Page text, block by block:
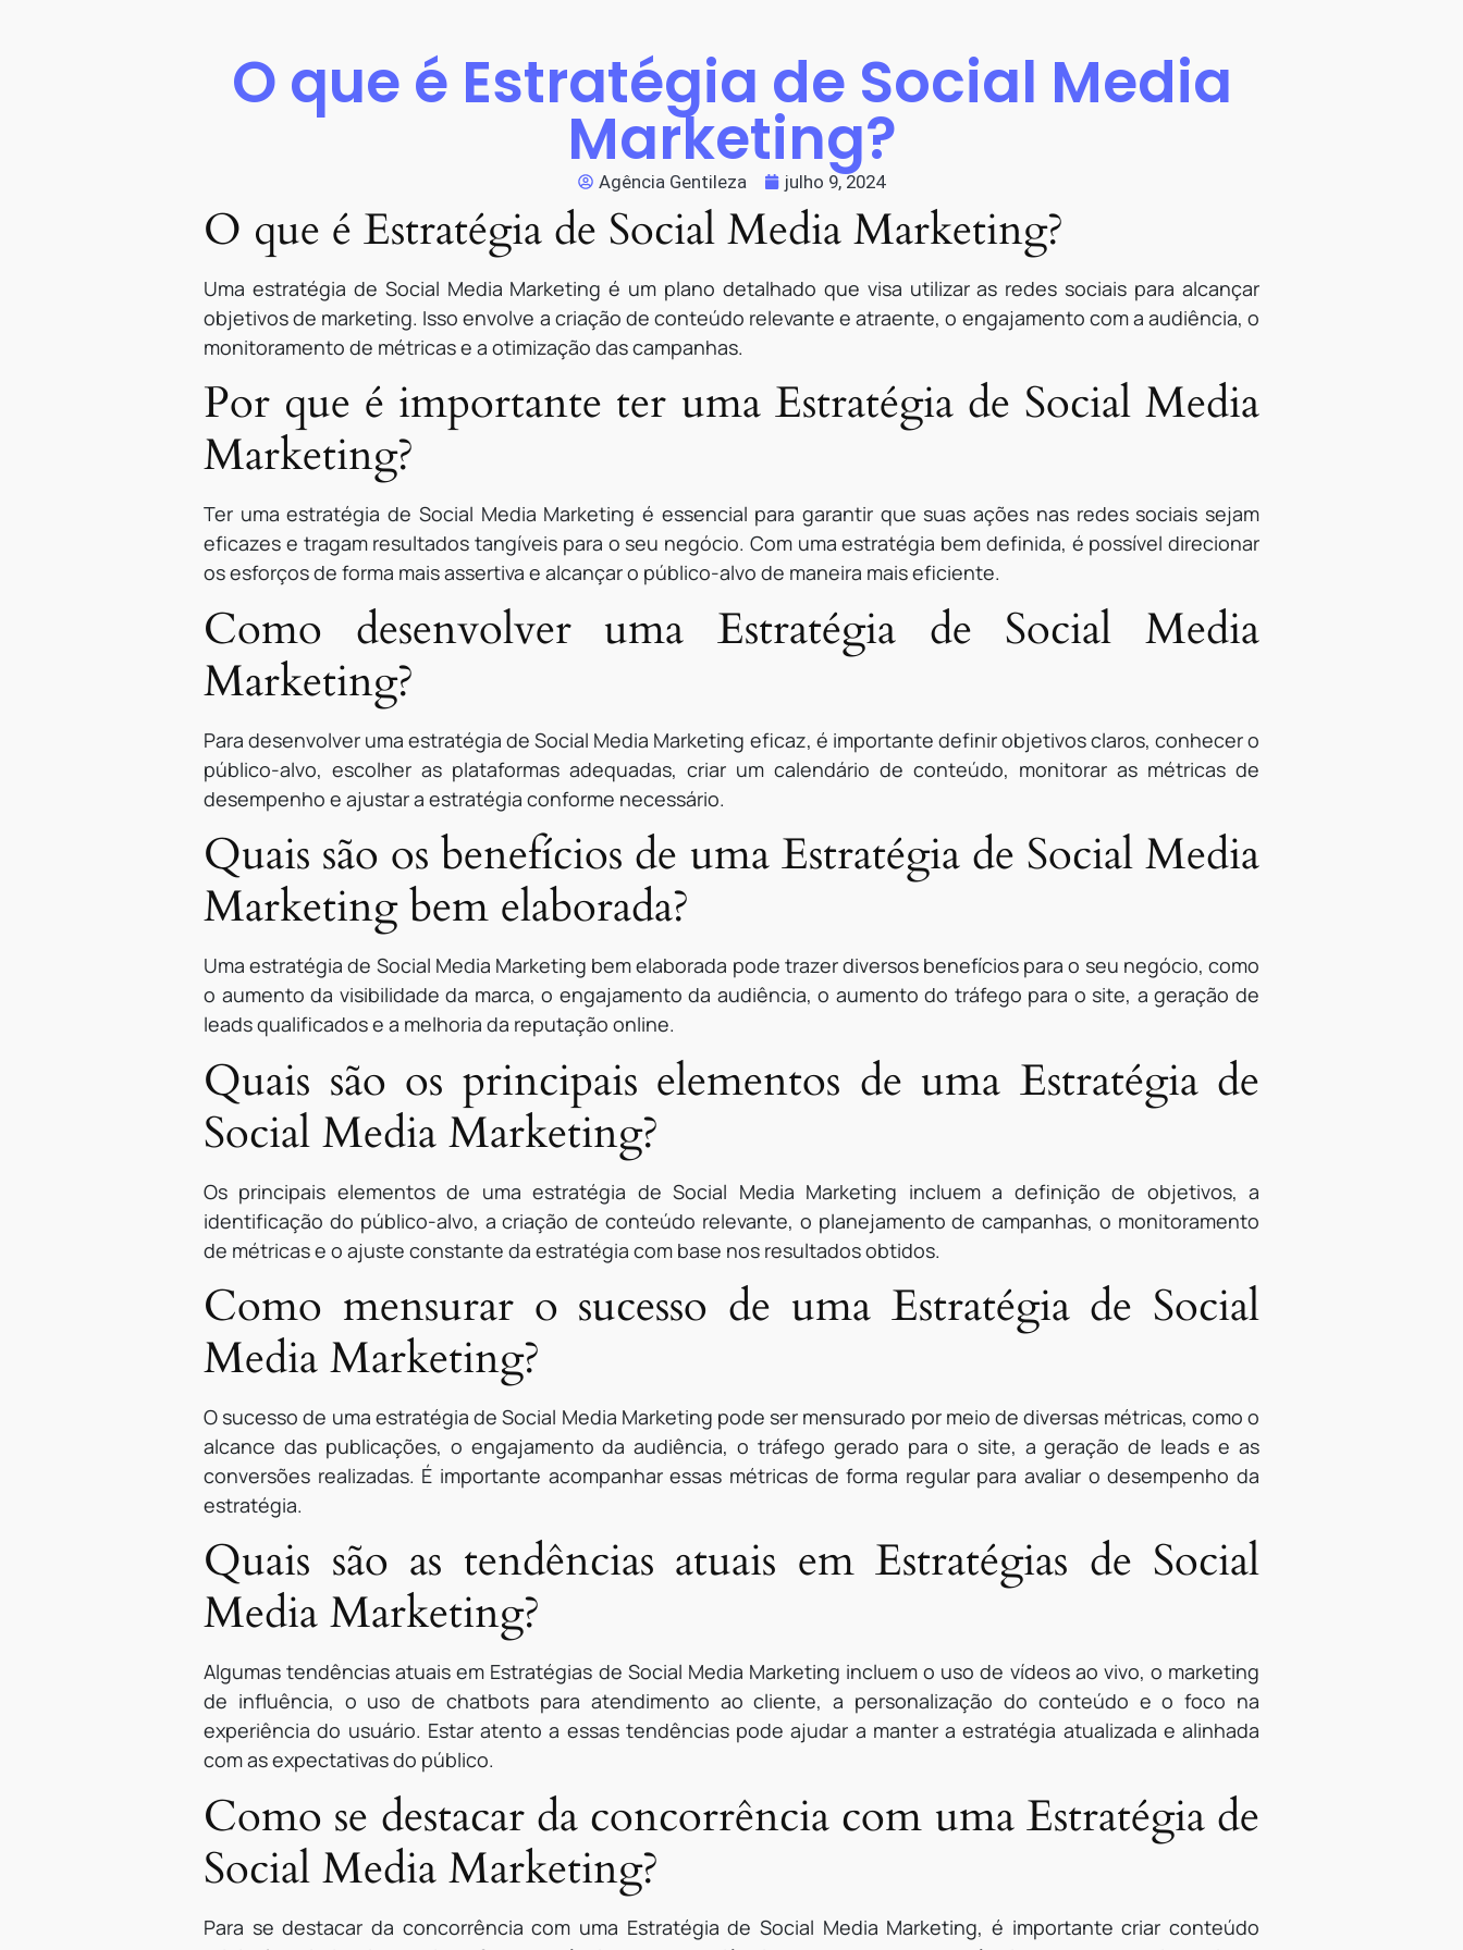
O que é Estratégia de Social Media
Marketing?
Agência Gentileza julho 9, 2024
O que é Estratégia de Social Media Marketing?
Uma estratégia de Social Media Marketing é um plano detalhado que visa utilizar as redes sociais para alcançar
objetivos de marketing. Isso envolve a criação de conteúdo relevante e atraente, o engajamento com a audiência, o
monitoramento de métricas e a otimização das campanhas.
Por que é importante ter uma Estratégia de Social Media
Marketing?
Ter uma estratégia de Social Media Marketing é essencial para garantir que suas ações nas redes sociais sejam
eficazes e tragam resultados tangíveis para o seu negócio. Com uma estratégia bem definida, é possível direcionar
os esforços de forma mais assertiva e alcançar o público-alvo de maneira mais eficiente.
Como desenvolver uma Estratégia de Social Media
Marketing?
Para desenvolver uma estratégia de Social Media Marketing eficaz, é importante definir objetivos claros, conhecer o
público-alvo, escolher as plataformas adequadas, criar um calendário de conteúdo, monitorar as métricas de
desempenho e ajustar a estratégia conforme necessário.
Quais são os benefícios de uma Estratégia de Social Media
Marketing bem elaborada?
Uma estratégia de Social Media Marketing bem elaborada pode trazer diversos benefícios para o seu negócio, como
o aumento da visibilidade da marca, o engajamento da audiência, o aumento do tráfego para o site, a geração de
leads qualificados e a melhoria da reputação online.
Quais são os principais elementos de uma Estratégia de
Social Media Marketing?
Os principais elementos de uma estratégia de Social Media Marketing incluem a definição de objetivos, a
identificação do público-alvo, a criação de conteúdo relevante, o planejamento de campanhas, o monitoramento
de métricas e o ajuste constante da estratégia com base nos resultados obtidos.
Como mensurar o sucesso de uma Estratégia de Social
Media Marketing?
O sucesso de uma estratégia de Social Media Marketing pode ser mensurado por meio de diversas métricas, como o
alcance das publicações, o engajamento da audiência, o tráfego gerado para o site, a geração de leads e as
conversões realizadas. É importante acompanhar essas métricas de forma regular para avaliar o desempenho da
estratégia.
Quais são as tendências atuais em Estratégias de Social
Media Marketing?
Algumas tendências atuais em Estratégias de Social Media Marketing incluem o uso de vídeos ao vivo, o marketing
de influência, o uso de chatbots para atendimento ao cliente, a personalização do conteúdo e o foco na
experiência do usuário. Estar atento a essas tendências pode ajudar a manter a estratégia atualizada e alinhada
com as expectativas do público.
Como se destacar da concorrência com uma Estratégia de
Social Media Marketing?
Para se destacar da concorrência com uma Estratégia de Social Media Marketing, é importante criar conteúdo